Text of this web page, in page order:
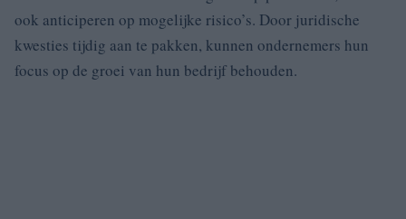
ook anticiperen op mogelijke risico’s. Door juridische
kwesties tijdig aan te pakken, kunnen ondernemers hun
focus op de groei van hun bedrijf behouden.